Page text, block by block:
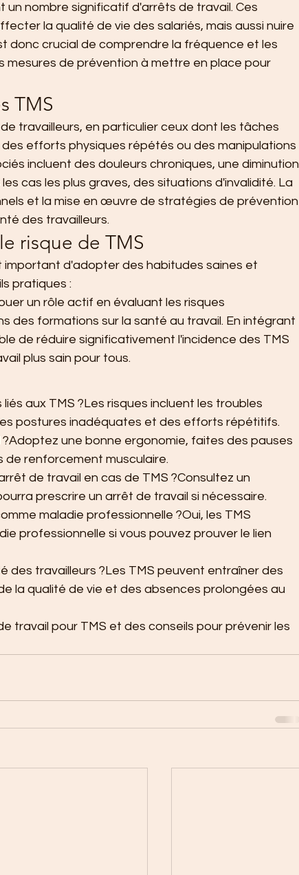
nombre significatif d'arrêts de travail. Ces
la qualité de vie des salariés, mais aussi nuire
donc crucial de comprendre la fréquence et les
mesures de prévention à mettre en place pour
TMS
travailleurs, en particulier ceux dont les tâches
efforts physiques répétés ou des manipulations
incluent des douleurs chroniques, une diminution
cas les plus graves, des situations d'invalidité. La
et la mise en œuvre de stratégies de prévention
des travailleurs.
risque de TMS
important d'adopter des habitudes saines et
pratiques :
un rôle actif en évaluant les risques
des formations sur la santé au travail. En intégrant
de réduire significativement l'incidence des TMS
plus sain pour tous.
aux TMS ?Les risques incluent les troubles
postures inadéquates et des efforts répétitifs.
une bonne ergonomie, faites des pauses
renforcement musculaire.
de travail en cas de TMS ?Consultez un
prescrire un arrêt de travail si nécessaire.
maladie professionnelle ?Oui, les TMS
professionnelle si vous pouvez prouver le lien
des travailleurs ?Les TMS peuvent entraîner des
la qualité de vie et des absences prolongées au
travail pour TMS et des conseils pour prévenir les